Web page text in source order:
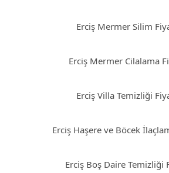
Erciş Mermer Silim
Erciş Mermer Cilalama
Erciş Villa Temizliği
Erciş Haşere ve Böcek
Erciş Boş Daire Temizliği